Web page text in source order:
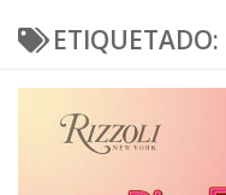
ETIQUETADO: